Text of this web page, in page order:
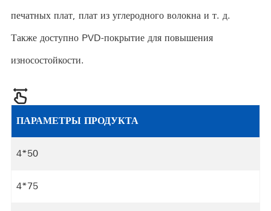
печатных плат, плат из углеродного волокна и т. д.
Также доступно PVD-покрытие для повышения
износостойкости.
ПАРАМЕТРЫ ПРОДУКТА
4*50
4*75